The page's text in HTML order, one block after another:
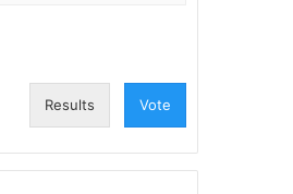
Results Vote